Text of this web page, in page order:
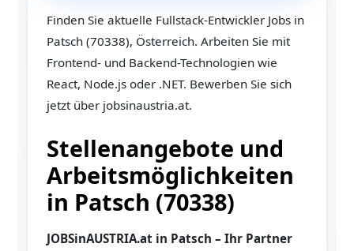
Finden Sie aktuelle Fullstack-Entwickler Jobs in
Patsch (70338), Österreich. Arbeiten Sie mit
Frontend- und Backend-Technologien wie
React, Node.js oder .NET. Bewerben Sie sich
jetzt über jobsinaustria.at.
Stellenangebote und
Arbeitsmöglichkeiten
in Patsch (70338)
JOBSinAUSTRIA.at in Patsch – Ihr Partner